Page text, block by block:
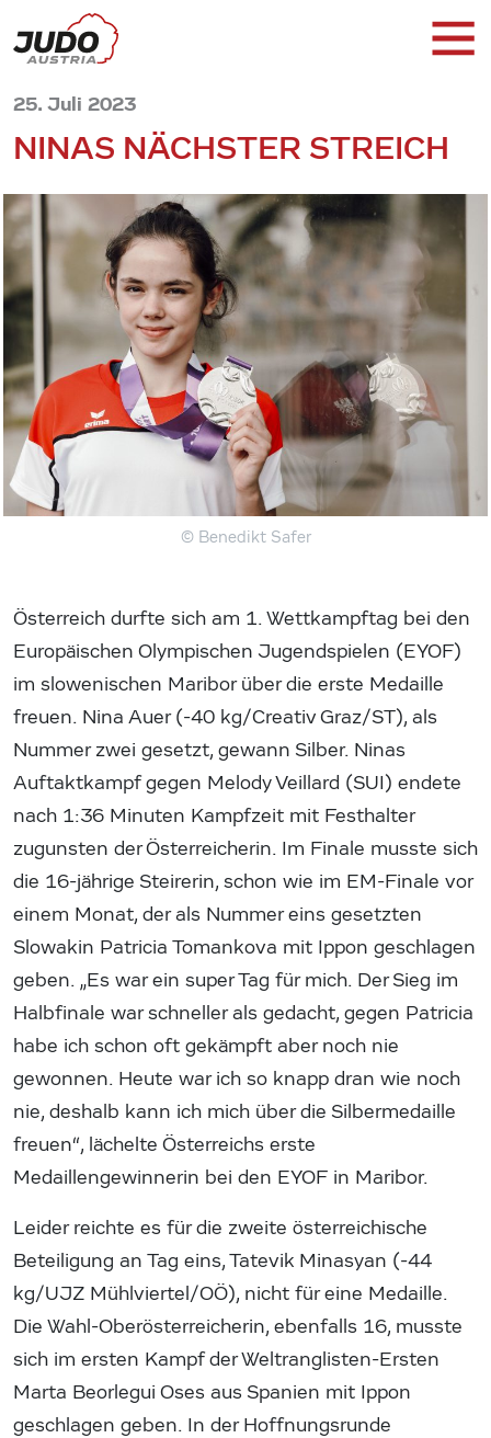
25. Juli 2023
NINAS NÄCHSTER STREICH
© Benedikt Safer
Österreich durfte sich am 1. Wettkampftag bei den
Europäischen Olympischen Jugendspielen (EYOF)
im slowenischen Maribor über die erste Medaille
freuen. Nina Auer (-40 kg/Creativ Graz/ST), als
Nummer zwei gesetzt, gewann Silber. Ninas
Auftaktkampf gegen Melody Veillard (SUI) endete
nach 1:36 Minuten Kampfzeit mit Festhalter
zugunsten der Österreicherin. Im Finale musste sich
die 16-jährige Steirerin, schon wie im EM-Finale vor
einem Monat, der als Nummer eins gesetzten
Slowakin Patricia Tomankova mit Ippon geschlagen
geben. „Es war ein super Tag für mich. Der Sieg im
Halbfinale war schneller als gedacht, gegen Patricia
habe ich schon oft gekämpft aber noch nie
gewonnen. Heute war ich so knapp dran wie noch
nie, deshalb kann ich mich über die Silbermedaille
freuen“, lächelte Österreichs erste
Medaillengewinnerin bei den EYOF in Maribor.
Leider reichte es für die zweite österreichische
Beteiligung an Tag eins, Tatevik Minasyan (-44
kg/UJZ Mühlviertel/OÖ), nicht für eine Medaille.
Die Wahl-Oberösterreicherin, ebenfalls 16, musste
sich im ersten Kampf der Weltranglisten-Ersten
Marta Beorlegui Oses aus Spanien mit Ippon
geschlagen geben. In der Hoffnungsrunde